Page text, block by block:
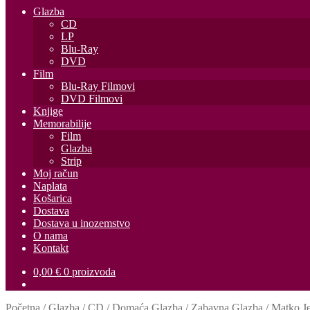
Glazba
CD
LP
Blu-Ray
DVD
Film
Blu-Ray Filmovi
DVD Filmovi
Knjige
Memorabilije
Film
Glazba
Strip
Moj račun
Naplata
Košarica
Dostava
Dostava u inozemstvo
O nama
Kontakt
0,00 € 0 proizvoda
Početna /Glazba /CD /Domaća Glazba / Zabavna Glazba /Matko